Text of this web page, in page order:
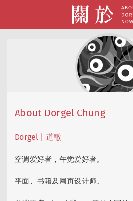
About Dorgel Chung
Dorgel | 道轍
空调爱好者，午觉爱好者。
平面、书籍及网页设计师。